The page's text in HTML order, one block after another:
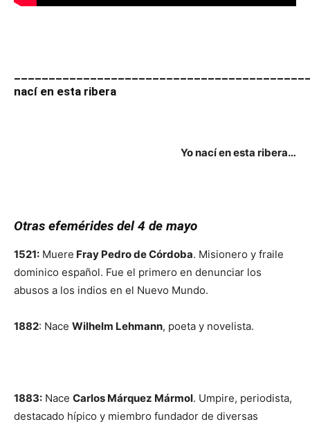
nací en esta ribera
Yo nací en esta ribera…
Otras efemérides del 4 de mayo
1521: Muere Fray Pedro de Córdoba. Misionero y fraile
dominico español. Fue el primero en denunciar los
abusos a los indios en el Nuevo Mundo.
1882: Nace Wilhelm Lehmann, poeta y novelista.
1883: Nace Carlos Márquez Mármol. Umpire, periodista,
destacado hípico y miembro fundador de diversas